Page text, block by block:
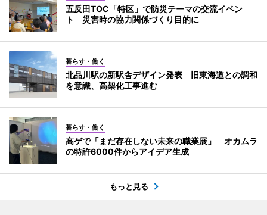
五反田TOC「特区」で防災テーマの交流イベン
ト 災害時の協力関係づくり目的に
暮らす・働く
北品川駅の新駅舎デザイン発表 旧東海道との調和
を意識、高架化工事進む
暮らす・働く
高ゲで「まだ存在しない未来の職業展」 オカムラ
の特許6000件からアイデア生成
もっと見る